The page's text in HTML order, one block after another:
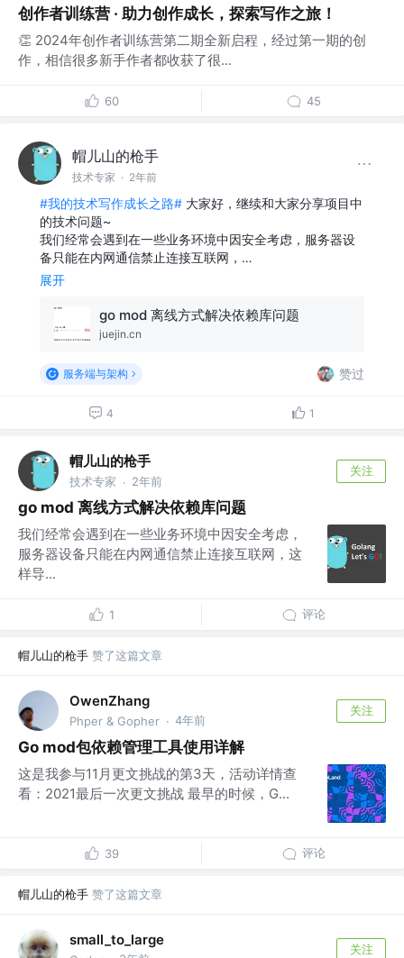
创作者训练营 · 助力创作成长，探索写作之旅！
👏 2024年创作者训练营第二期全新启程，经过第一期的创
作，相信很多新手作者都收获了很...
60 45
帽儿山的枪手
技术专家 · 2年前
#我的技术写作成长之路# 大家好，继续和大家分享项目中
的技术问题~
我们经常会遇到在一些业务环境中因安全考虑，服务器设
备只能在内网通信禁止连接互联网，…
展开
go mod 离线方式解决依赖库问题
juejin.cn
服务端与架构 赞过
4 1
帽儿山的枪手
技术专家 · 2年前
关注
go mod 离线方式解决依赖库问题
我们经常会遇到在一些业务环境中因安全考虑，
服务器设备只能在内网通信禁止连接互联网，这
样导...
1 评论
帽儿山的枪手 赞了这篇文章
OwenZhang
Phper & Gopher · 4年前
关注
Go mod包依赖管理工具使用详解
这是我参与11月更文挑战的第3天，活动详情查
看：2021最后一次更文挑战 最早的时候，G...
39 评论
帽儿山的枪手 赞了这篇文章
small_to_large
关注